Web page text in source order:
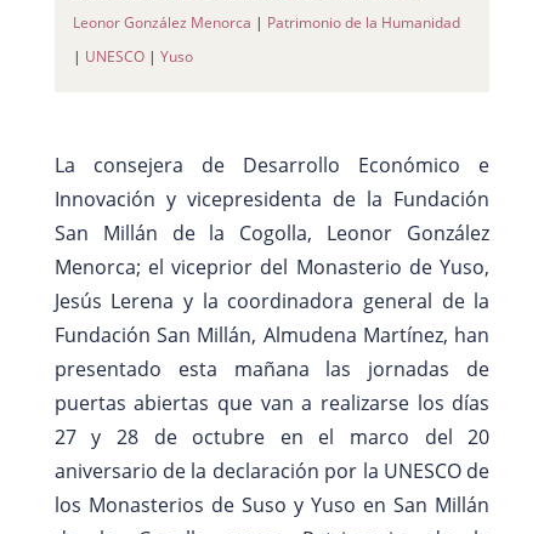
Leonor González Menorca | Patrimonio de la Humanidad
| UNESCO| Yuso
La consejera de Desarrollo Económico e
Innovación y vicepresidenta de la Fundación
San Millán de la Cogolla, Leonor González
Menorca; el viceprior del Monasterio de Yuso,
Jesús Lerena y la coordinadora general de la
Fundación San Millán, Almudena Martínez, han
presentado esta mañana las jornadas de
puertas abiertas que van a realizarse los días
27 y 28 de octubre en el marco del 20
aniversario de la declaración por la UNESCO de
los Monasterios de Suso y Yuso en San Millán